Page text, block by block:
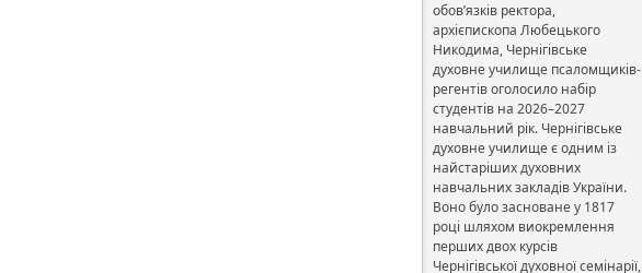
обов’язків ректора,
архієпископа Любецького
Никодима, Чернігівське
духовне училище псаломщиків-
регентів оголосило набір
студентів на 2026–2027
навчальний рік. Чернігівське
духовне училище є одним із
найстаріших духовних
навчальних закладів України.
Воно було засноване у 1817
році шляхом виокремлення
перших двох курсів
Чернігівської духовної семінарії,